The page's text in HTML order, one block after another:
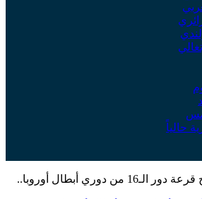
نتائج قرعة دور الـ16 من دوري أبطال أوروبا..